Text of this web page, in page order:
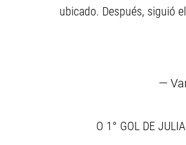
ubicado. Después, siguió
—
O 1° GOL DE